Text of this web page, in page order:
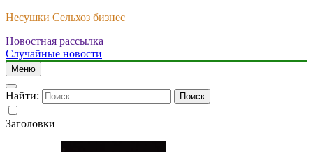
Несушки Сельхоз бизнес
Новостная рассылка
Случайные новости
Меню
Найти:
Заголовки